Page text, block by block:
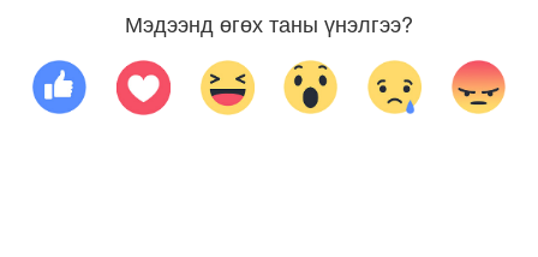
Мэдээнд өгөх таны үнэлгээ?